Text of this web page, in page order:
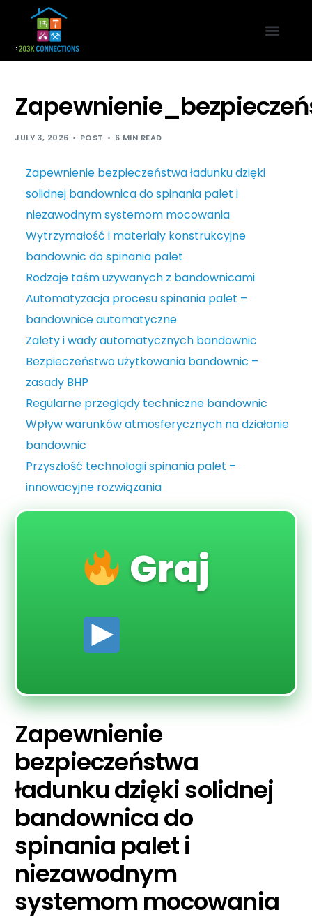
JULY 3, 2026 POST 6 MIN READ
Zapewnienie bezpieczeństwa ładunku dzięki
solidnej bandownica do spinania palet i
niezawodnym systemom mocowania
Wytrzymałość i materiały konstrukcyjne
bandownic do spinania palet
Rodzaje taśm używanych z bandownicami
Automatyzacja procesu spinania palet –
bandownice automatyczne
Zalety i wady automatycznych bandownic
Bezpieczeństwo użytkowania bandownic –
zasady BHP
Regularne przeglądy techniczne bandownic
Wpływ warunków atmosferycznych na działanie
bandownic
Przyszłość technologii spinania palet –
innowacyjne rozwiązania
Graj
Zapewnienie
bezpieczeństwa
ładunku dzięki solidnej
bandownica do
spinania palet i
niezawodnym
systemom mocowania